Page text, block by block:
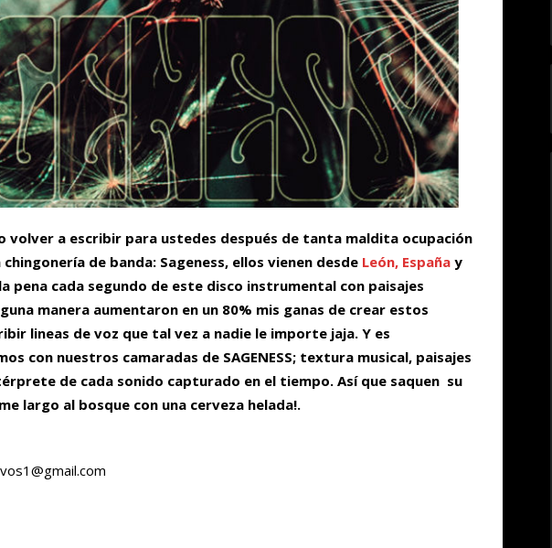
volver a escribir para ustedes después de tanta maldita ocupación
de banda: Sageness, ellos vienen desde León, España y
pena cada segundo de este disco instrumental con paisajes
manera aumentaron en un 80% mis ganas de crear estos
lineas de voz que tal vez a nadie le importe jaja. Y es
con nuestros camaradas de SAGENESS; textura musical, paisajes
de cada sonido capturado en el tiempo. Así que saquen su
largo al bosque con una cerveza helada!.